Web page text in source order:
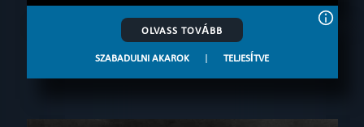
OLVASS TOVÁBB
SZABADULNI AKAROK | TELJESÍTVE